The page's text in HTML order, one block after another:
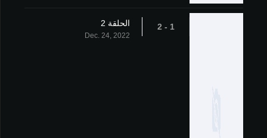
1 - 2 الحلقة 2
Dec. 24, 2022